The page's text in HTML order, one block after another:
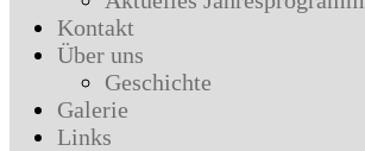
Kontakt
Über uns
Geschichte
Galerie
Links